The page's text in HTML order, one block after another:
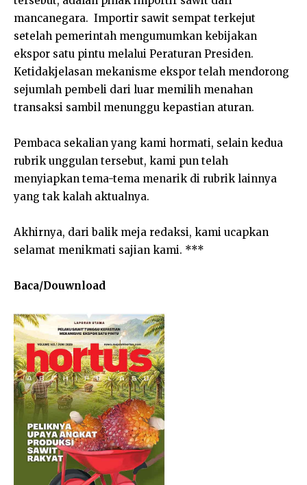
mancanegara. Importir sawit sempat terkejut
setelah pemerintah mengumumkan kebijakan
ekspor satu pintu melalui Peraturan Presiden.
Ketidakjelasan mekanisme ekspor telah mendorong
sejumlah pembeli dari luar memilih menahan
transaksi sambil menunggu kepastian aturan.
Pembaca sekalian yang kami hormati, selain kedua
rubrik unggulan tersebut, kami pun telah
menyiapkan tema-tema menarik di rubrik lainnya
yang tak kalah aktualnya.
Akhirnya, dari balik meja redaksi, kami ucapkan
selamat menikmati sajian kami. ***
Baca/Douwnload